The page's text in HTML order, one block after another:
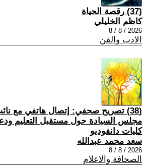
(37) رقصة الحياة
كاظم الخليلي
2026 / 8 / 8
الادب والفن
(38) تصريح صحفي: إتصال هاتفي مع
مجلس السيادة حول مستقبل التعليم
كليات دانفوديو
سعد محمد عبدالله
2026 / 8 / 8
الصحافة والاعلام